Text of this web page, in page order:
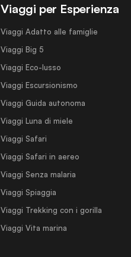
Viaggi per Esperienza
Viaggi Adatto alle famiglie
Viaggi Big 5
Viaggi Eco-lusso
Viaggi Escursionismo
Viaggi Guida autonoma
Viaggi Luna di miele
Viaggi Safari
Viaggi Safari in aereo
Viaggi Senza malaria
Viaggi Spiaggia
Viaggi Trekking con i gorilla
Viaggi Vita marina